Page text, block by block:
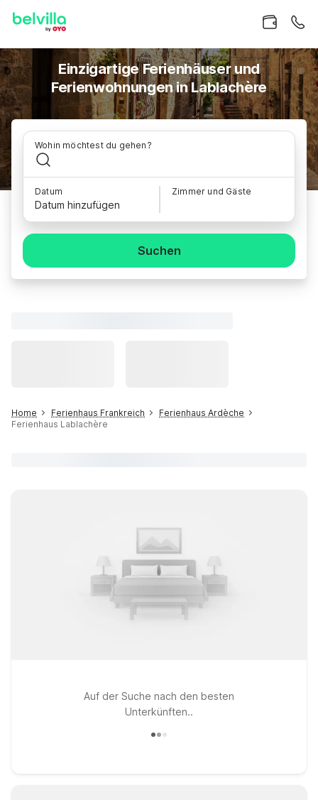
Einzigartige Ferienhäuser und
Ferienwohnungen in Lablachère
Wohin möchtest du gehen?
Datum
Datum hinzufügen
Zimmer und Gäste
Suchen
Home Ferienhaus Frankreich
Ferienhaus Ardèche
Ferienhaus Lablachère
Auf der Suche nach den besten
Unterkünften..